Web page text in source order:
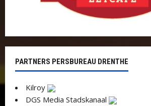
PARTNERS PERSBUREAU DRENTHE
Kilroy
DGS Media Stadskanaal